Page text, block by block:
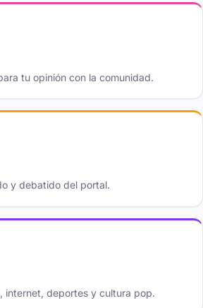
tu opinión con la comunidad.
y debatido del portal.
internet, deportes y cultura pop.